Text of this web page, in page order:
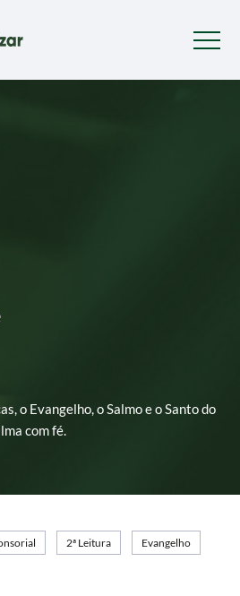
o Evangelho, o Salmo e o Santo do
com fé.
2ª Leitura Evangelho